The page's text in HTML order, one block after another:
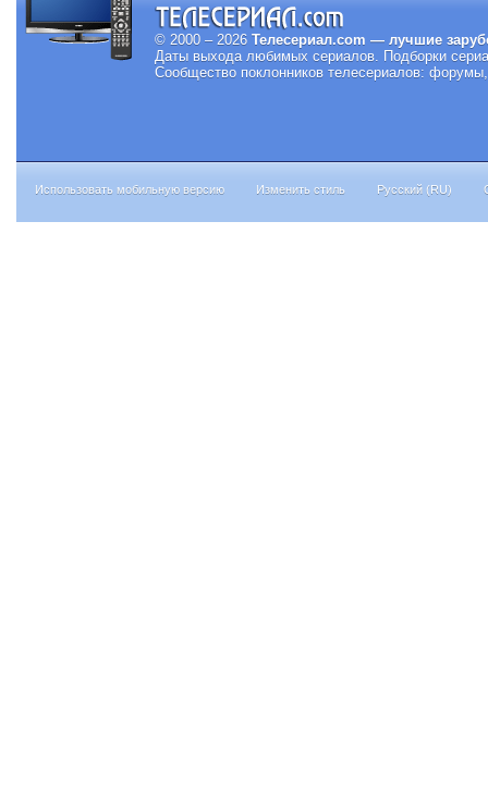
© 2000 – 2026 Телесериал.com — лучшие
Даты выхода любимых сериалов. Подборки
Сообщество поклонников телесериалов:
Использовать мобильную версию Изменить стиль Русский (RU)